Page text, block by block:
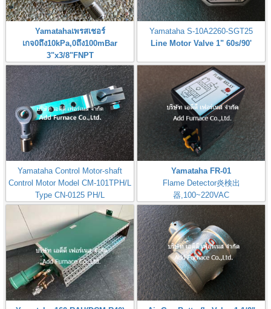
Yamatahaเพรสเชอร์
เกจ0ถึง10kPa,0ถึง100mBar
3"x3/8"FNPT
Pressure Gauge 0-10kPa,0-
100mBar
Yamataha S-10A2260-SGT25
Line Motor Valve 1" 60s/90'
Yamataha Control Motor-shaft
Control Motor Model CM-101TPH/L
Type CN-0125 PH/L
MODEL-CM-101TPH/L-B7I
Yamataha FR-01
Flame Detector炎検出
器,100~220VAC
Check: Flame Rod